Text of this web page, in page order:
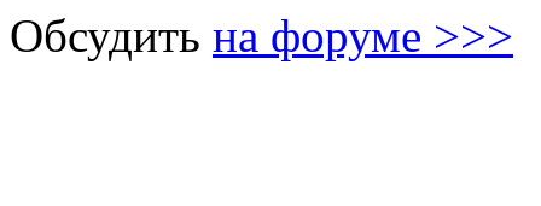
Обсудить на форуме >>>